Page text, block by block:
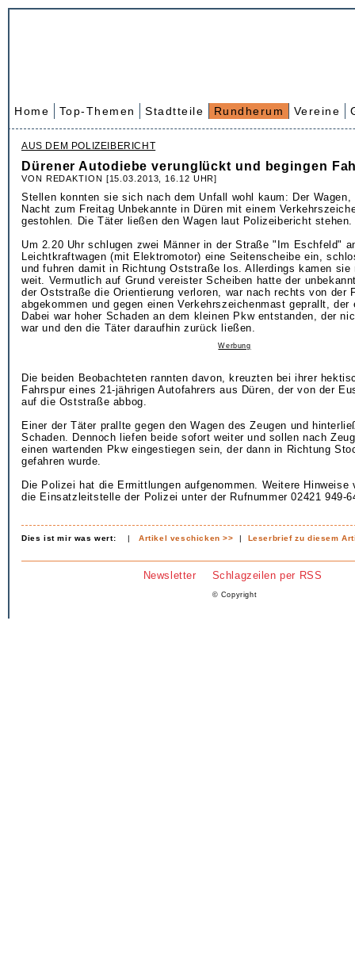
Home Top-Themen Stadtteile Rundherum Vereine
AUS DEM POLIZEIBERICHT
Dürener Autodiebe verunglückt und begingen
VON REDAKTION [15.03.2013, 16.12 UHR]
Stellen konnten sie sich nach dem Unfall wohl kaum: Der
Nacht zum Freitag Unbekannte in Düren mit einem
gestohlen. Die Täter ließen den Wagen laut Polizeibericht stehen.
Um 2.20 Uhr schlugen zwei Männer in der Straße "Im Eschfeld"
Leichtkraftwagen (mit Elektromotor) eine Seitenscheibe ein,
und fuhren damit in Richtung Oststraße los. Allerdings kamen sie
weit. Vermutlich auf Grund vereister Scheiben hatte der
der Oststraße die Orientierung verloren, war nach rechts von der
abgekommen und gegen einen Verkehrszeichenmast geprallt, der
Dabei war hoher Schaden an dem kleinen Pkw entstanden, der
war und den die Täter daraufhin zurück ließen.
Werbung
Die beiden Beobachteten rannten davon, kreuzten bei ihrer
Fahrspur eines 21-jährigen Autofahrers aus Düren, der von der
auf die Oststraße abbog.
Einer der Täter prallte gegen den Wagen des Zeugen und
Schaden. Dennoch liefen beide sofort weiter und sollen nach
einen wartenden Pkw eingestiegen sein, der dann in Richtung
gefahren wurde.
Die Polizei hat die Ermittlungen aufgenommen. Weitere Hinweise
die Einsatzleitstelle der Polizei unter der Rufnummer 02421 949-
Dies ist mir was wert: |Artikel veschicken >> | Leserbrief zu diesem
Newsletter Schlagzeilen per RSS
© Copyright